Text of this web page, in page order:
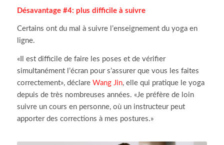
Désavantage #4: plus difficile à suivre
Certains ont du mal à suivre l’enseignement du yoga en
ligne.
«Il est difficile de faire les poses et de vérifier
simultanément l’écran pour s’assurer que vous les faites
correctement», déclare Wang Jin, elle qui pratique le yoga
depuis de très nombreuses années. «Je préfère de loin
suivre un cours en personne, où un instructeur peut
apporter des corrections à mes postures.»